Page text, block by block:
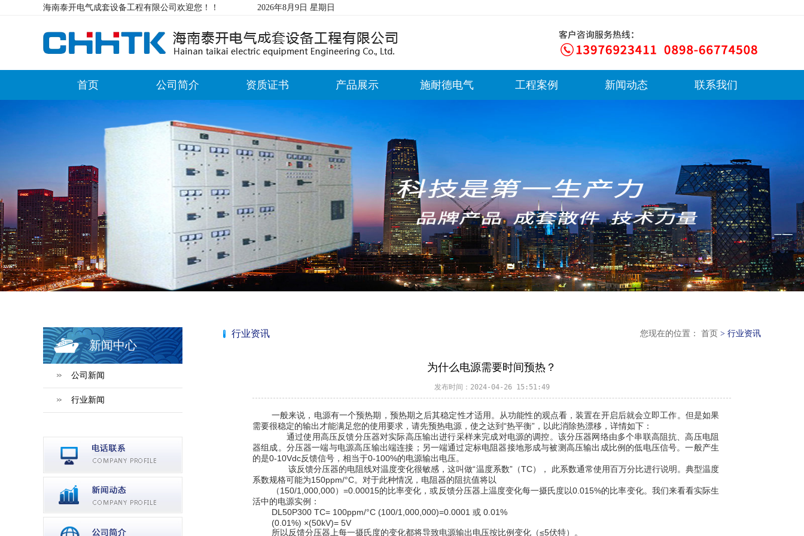
海南泰开电气成套设备工程有限公司欢迎您！！ 2026年8月9日 星期日
首页 公司简介 资质证书 产品展示 施耐德电气 工程案例 新闻动态 联系我们
新闻中心
公司新闻
行业新闻
行业资讯 您现在的位置： 首页 > 行业资讯
为什么电源需要时间预热？
发布时间：2024-04-26 15:51:49
一般来说，电源有一个预热期，预热期之后其稳定性才适用。从功能性的观点看，装置在开启后就会立即工作。但是如果
需要很稳定的输出才能满足您的使用要求，请先预热电源，使之达到“热平衡”，以此消除热漂移，详情如下：
通过使用高压反馈分压器对实际高压输出进行采样来完成对电源的调控。该分压器网络由多个串联高阻抗、高压电阻
器组成。分压器一端与电源高压输出端连接；另一端通过定标电阻器接地形成与被测高压输出成比例的低电压信号。一般产生
的是0-10Vdc反馈信号，相当于0-100%的电源输出电压。
该反馈分压器的电阻线对温度变化很敏感，这叫做“温度系数”（TC）， 此系数通常使用百万分比进行说明。典型温度
系数规格可能为150ppm/°C。对于此种情况，电阻器的阻抗值将以
（150/1,000,000）=0.00015的比率变化，或反馈分压器上温度变化每一摄氏度以0.015%的比率变化。我们来看看实际生
活中的电源实例：
DL50P300 TC= 100ppm/°C (100/1,000,000)=0.0001 或 0.01%
(0.01%) ×(50kV)= 5V
所以反馈分压器上每一摄氏度的变化都将导致电源输出电压按比例变化（≤5伏特）。